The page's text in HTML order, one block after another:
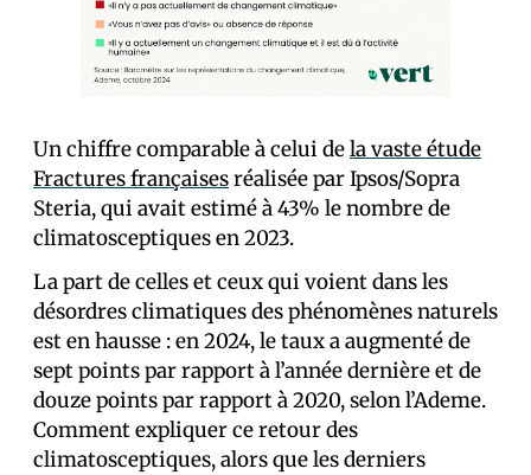
Un chiffre comparable à celui dela vaste étude
Fractures françaisesréalisée par Ipsos/Sopra
Steria, qui avait estimé à 43% le nombre de
climatosceptiques en 2023.
La part de celles et ceux qui voient dans les
désordres climatiques des phénomènes naturels
est en hausse : en 2024, le taux a augmenté de
sept points par rapport à l’année dernière et de
douze points par rapport à 2020, selon l’Ademe.
Comment expliquer ce retour des
climatosceptiques, alors que les derniers